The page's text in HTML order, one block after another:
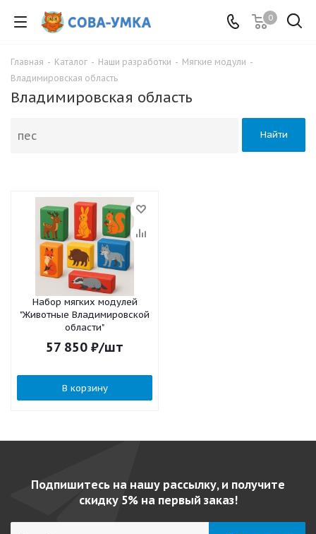
0
Главная - Каталог - Наши разработки - Мягкие модули -
Владимировская область
Владимировская область
Найти
Набор мягких модулей
"Животные Владимировской
области"
57 850 ₽/шт
В корзину
Подпишитесь на нашу рассылку, и получите
скидку 5% на первый заказ!